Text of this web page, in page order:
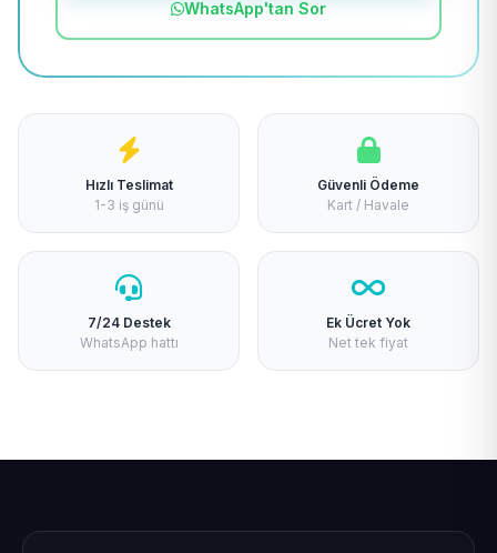
WhatsApp'tan Sor
Hızlı Teslimat
1-3 iş günü
Güvenli Ödeme
Kart / Havale
7/24 Destek
WhatsApp hattı
Ek Ücret Yok
Net tek fiyat